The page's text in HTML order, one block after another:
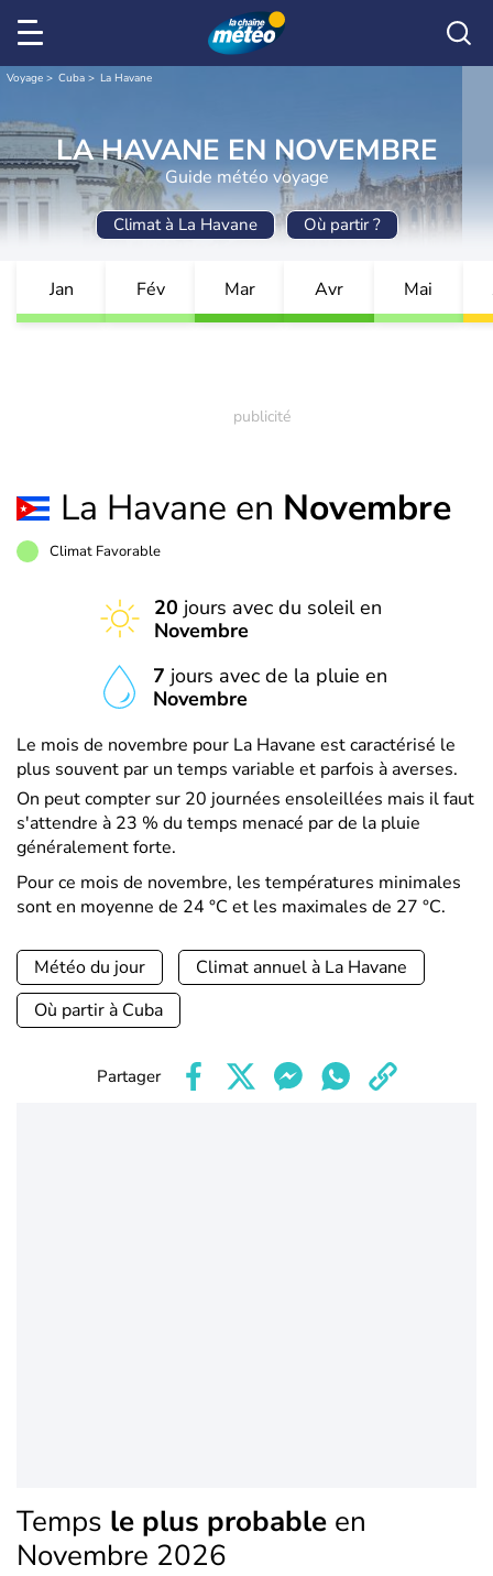
Voyage Cuba La Havane
LA HAVANE EN NOVEMBRE
Guide météo voyage
Climat à La Havane Où partir ?
Jan Fév Mar Avr Mai
La Havane en Novembre
Climat Favorable
20 jours avec du soleil en
Novembre
7 jours avec de la pluie en
Novembre
Le mois de novembre pour La Havane est caractérisé le
plus souvent par un temps variable et parfois à averses.
On peut compter sur 20 journées ensoleillées mais il faut
s'attendre à 23 % du temps menacé par de la pluie
généralement forte.
Pour ce mois de novembre, les températures minimales
sont en moyenne de 24 °C et les maximales de 27 °C.
Météo du jour
Climat annuel à La Havane
Où partir à Cuba
Partager
Temps le plus probable en
Novembre 2026